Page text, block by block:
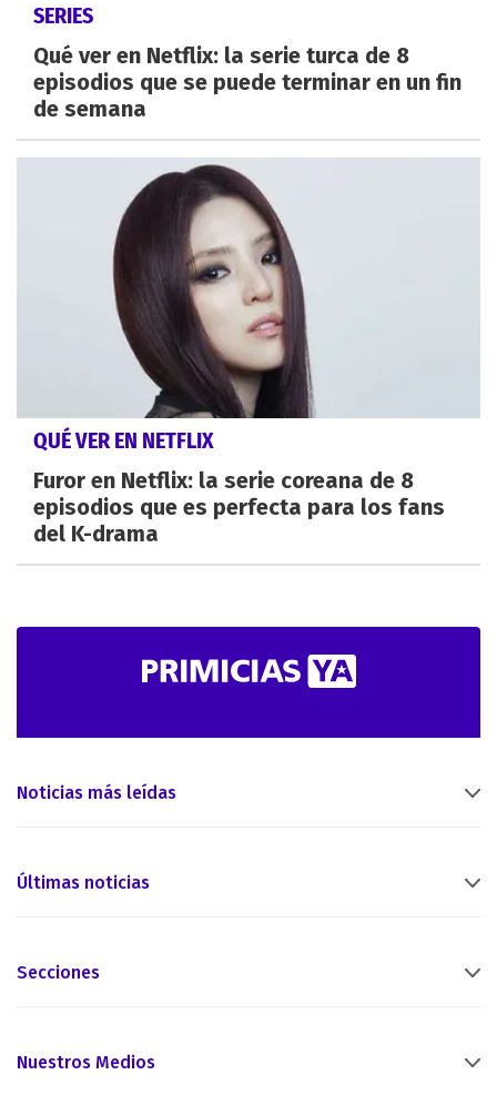
SERIES
Qué ver en Netflix: la serie turca de 8
episodios que se puede terminar en un fin
de semana
QUÉ VER EN NETFLIX
Furor en Netflix: la serie coreana de 8
episodios que es perfecta para los fans
del K-drama
Noticias más leídas
Últimas noticias
Secciones
Nuestros Medios